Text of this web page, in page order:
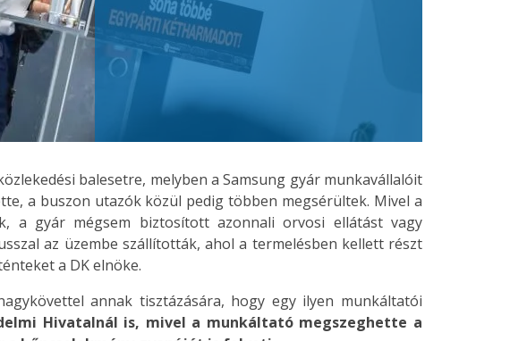
balesetre, melyben a Samsung gyár munkavállalóit
a buszon utazók közül pedig többen megsérültek. Mivel a
a gyár mégsem biztosított azonnali orvosi ellátást vagy
az üzembe szállították, ahol a termelésben kellett részt
a DK elnöke.
annak tisztázására, hogy egy ilyen munkáltatói
Hivatalnál is, mivel a munkáltató megszeghette a